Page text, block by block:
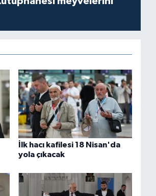
İlk hacı kafilesi 18 Nisan'da
yola çıkacak